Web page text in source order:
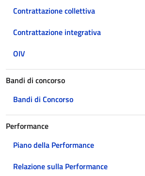
Contrattazione collettiva
Contrattazione integrativa
OIV
Bandi di concorso
Bandi di Concorso
Performance
Piano della Performance
Relazione sulla Performance